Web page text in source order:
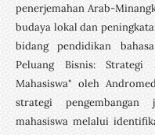
penerjemahan Arab-
budaya lokal dan
bidang pendidikan
Peluang Bisnis: Strategi
Mahasiswa" oleh
strategi
mahasiswa melalui